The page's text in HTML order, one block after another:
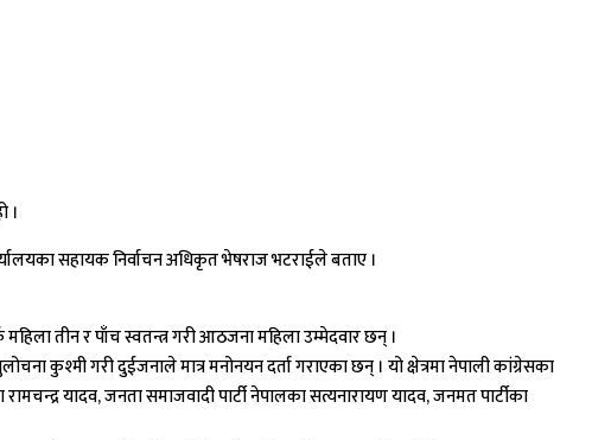
।
सहायक निर्वाचन अधिकृत भेषराज भटराईले बताए ।
तीन र पाँच स्वतन्त्र गरी आठजना महिला उम्मेदवार छन् ।
कुश्मी गरी दुईजनाले मात्र मनोनयन दर्ता गराएका छन् । यो क्षेत्रमा नेपाली कांग्रेसका
यादव, जनता समाजवादी पार्टी नेपालका सत्यनारायण यादव, जनमत पार्टीका